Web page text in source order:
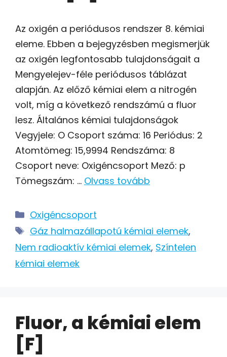
Az oxigén a periódusos rendszer 8. kémiai
eleme. Ebben a bejegyzésben megismerjük
az oxigén legfontosabb tulajdonságait a
Mengyelejev-féle periódusos táblázat
alapján. Az előző kémiai elem a nitrogén
volt, míg a következő rendszámú a fluor
lesz. Általános kémiai tulajdonságok
Vegyjele: O Csoport száma: 16 Periódus: 2
Atomtömeg: 15,9994 Rendszáma: 8
Csoport neve: Oxigéncsoport Mező: p
Tömegszám: … Olvass tovább
Kategória
Oxigéncsoport
Címkék
Gáz halmazállapotú kémiai elemek,
Nem radioaktív kémiai elemek, Színtelen
kémiai elemek
Fluor, a kémiai elem
[F]